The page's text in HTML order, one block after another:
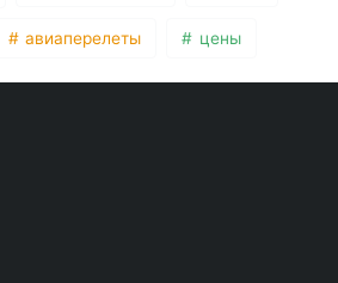
авиаперелеты цены